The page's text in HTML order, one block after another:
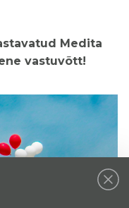
Medita
vastuvõtt!